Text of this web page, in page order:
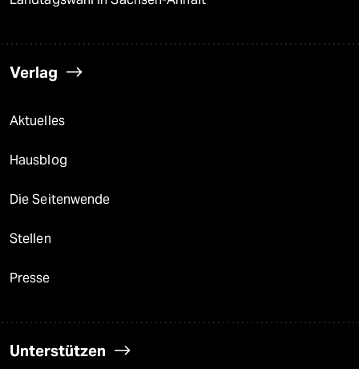
Verlag
Aktuelles
Hausblog
Die Seitenwende
Stellen
Presse
Unterstützen